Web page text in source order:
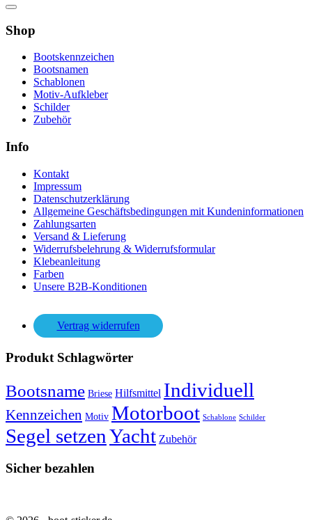
Shop
Bootskennzeichen
Bootsnamen
Schablonen
Motiv-Aufkleber
Schilder
Zubehör
Info
Kontakt
Impressum
Datenschutzerklärung
Allgemeine Geschäftsbedingungen mit Kundeninformationen
Zahlungsarten
Versand & Lieferung
Widerrufsbelehrung & Widerrufsformular
Klebeanleitung
Farben
Unsere B2B-Konditionen
Vertrag widerrufen
Produkt Schlagwörter
Bootsname Briese Hilfsmittel Individuell
Kennzeichen Motiv Motorboot Schablone Schilder
Segel setzenYacht Zubehör
Sicher bezahlen